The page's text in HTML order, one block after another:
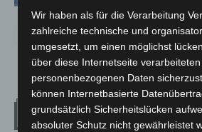
Wetter
Wir haben als für die Verarbeitung
zahlreiche technische und
umgesetzt, um einen möglichst
über diese Internetseite verarbeiteten
personenbezogenen Daten
können Internetbasierte
grundsätzlich Sicherheitslücken
absoluter Schutz nicht gewährleistet